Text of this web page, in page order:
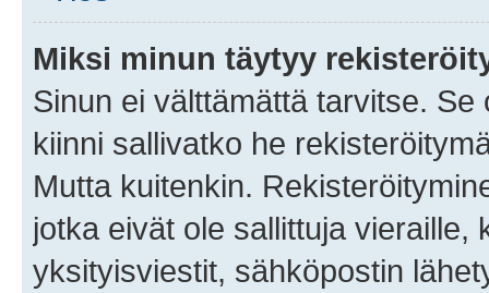
Miksi minun täytyy
Sinun ei välttämättä tarvitse.
kiinni sallivatko he
Mutta kuitenkin.
jotka eivät ole sallittuja vieraille,
yksityisviestit, sähköpostin